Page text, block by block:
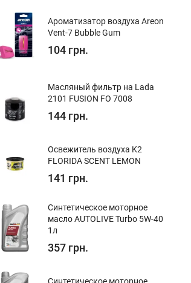
Ароматизатор воздуха Areon
Vent-7 Bubble Gum
104 грн.
Масляный фильтр на Lada
2101 FUSION FO 7008
144 грн.
Освежитель воздуха K2
FLORIDA SCENT LEMON
141 грн.
Синтетическое моторное
масло AUTOLIVE Turbo 5W-40
1л
357 грн.